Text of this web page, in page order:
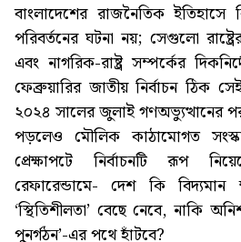
বাংলাদেশের রাজনৈতিক
পরিবর্তনের ঘটনা নয়; সেগুলো
এবং নাগরিক-রাষ্ট্র সম্পর্কের
ফেব্রুয়ারির জাতীয় নির্বাচন ঠিক
২০২৪ সালের জুলাই গণঅভ্যুত্থানের
পড়লেও মৌলিক কাঠামোগত
প্রেক্ষাপটে নির্বাচনটি রূপ
রেফারেন্ডামে- দেশ কি বিদ্যমান
‘স্থিতিশীলতা’ বেছে নেবে, নাকি
পুনর্গঠন’-এর পথে হাঁটবে?